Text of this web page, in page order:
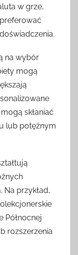
w grze,
na wybór
mogą
skłaniać
lub potężnym
przykład,
Północnej
rozszerzenia